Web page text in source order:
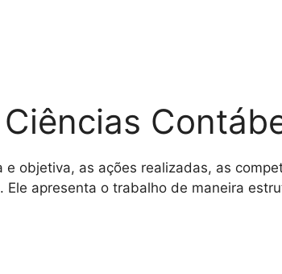
e objetiva, as ações realizadas, as
apresenta o trabalho de maneira